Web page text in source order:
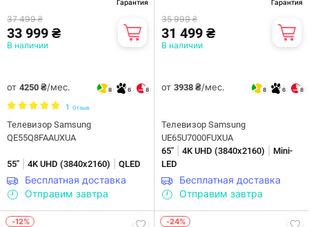
Гарантия
37 499 ₴
33 999 ₴
В наличии
от 4250 ₴/мес. 8 6 8
1 Отзыв
Телевизор Samsung
QE55Q8FAAUXUA
55" 4K UHD (3840х2160) QLED
Бесплатная доставка
Отправим завтра
Гарантия
35 999 ₴
31 499 ₴
В наличии
от 3938 ₴/мес. 8 6 8
Телевизор Samsung
UE65U7000FUXUA
65"
4K UHD (3840х2160)
Mini-
LED
Бесплатная доставка
Отправим завтра
-12% -24%